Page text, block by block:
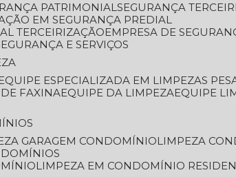
PATRIMONIAL SEGURANÇA
EM SEGURANÇA PREDIAL
TERCEIRIZAÇÃO
EMPRESA DE
E SERVIÇOS
EQUIPE ESPECIALIZADA EM LIMPEZAS
DE FAXINA EQUIPE DA LIMPEZA EQUIPE
GARAGEM CONDOMÍNIO
LIMPEZA
LIMPEZA EM CONDOMÍNIO